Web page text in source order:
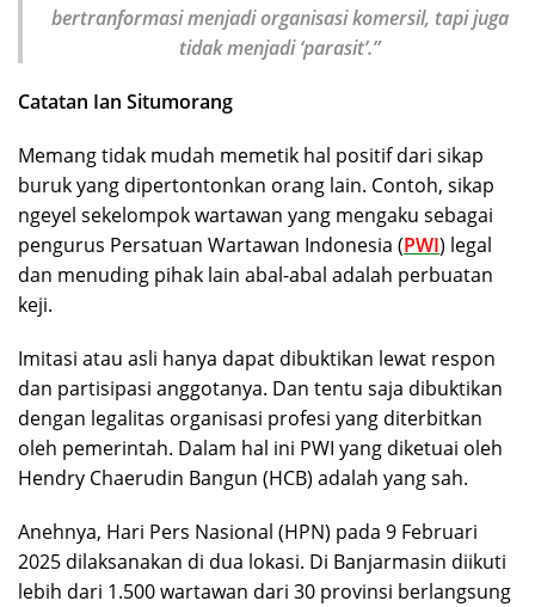
bertranformasi menjadi organisasi komersil, tapi juga
tidak menjadi ‘parasit’.”
Catatan Ian Situmorang
Memang tidak mudah memetik hal positif dari sikap
buruk yang dipertontonkan orang lain. Contoh, sikap
ngeyel sekelompok wartawan yang mengaku sebagai
pengurus Persatuan Wartawan Indonesia (PWI) legal
dan menuding pihak lain abal-abal adalah perbuatan
keji.
Imitasi atau asli hanya dapat dibuktikan lewat respon
dan partisipasi anggotanya. Dan tentu saja dibuktikan
dengan legalitas organisasi profesi yang diterbitkan
oleh pemerintah. Dalam hal ini PWI yang diketuai oleh
Hendry Chaerudin Bangun (HCB) adalah yang sah.
Anehnya, Hari Pers Nasional (HPN) pada 9 Februari
2025 dilaksanakan di dua lokasi. Di Banjarmasin diikuti
lebih dari 1.500 wartawan dari 30 provinsi berlangsung